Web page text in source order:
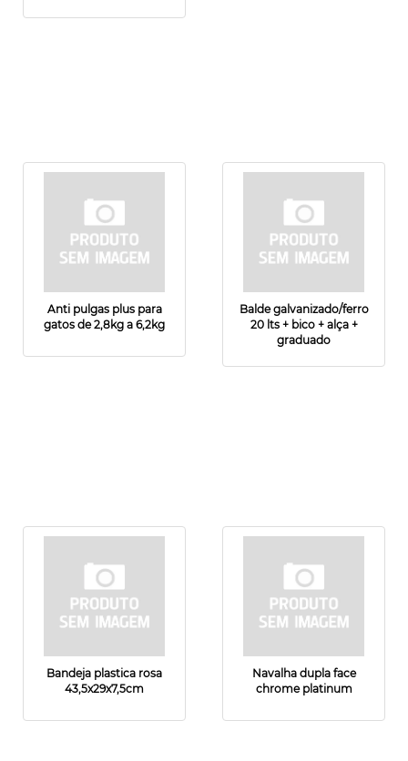
Anti pulgas plus para
gatos de 2,8kg a 6,2kg
Balde galvanizado/ferro
20 lts + bico + alça +
graduado
Bandeja plastica rosa
43,5x29x7,5cm
Navalha dupla face
chrome platinum